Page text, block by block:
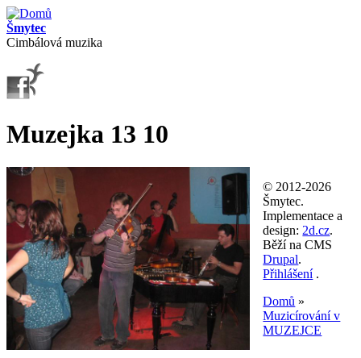
Přejít k hlavnímu obsahu
Šmytec
Cimbálová muzika
Muzejka 13 10
© 2012-2026
Šmytec.
Implementace a
design: 2d.cz.
Běží na CMS
Drupal.
Přihlášení.
Jste zde
Domů »
Muzicírování v
MUZEJCE